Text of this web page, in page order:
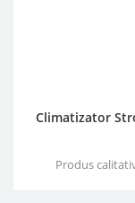
Climatizator
Produs